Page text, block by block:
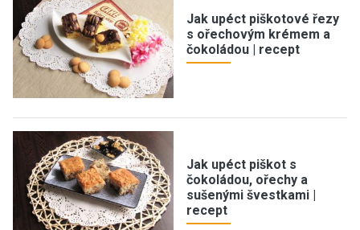
Jak upéct piškotové řezy
s ořechovým krémem a
čokoládou | recept
Jak upéct piškot s
čokoládou, ořechy a
sušenými švestkami |
recept